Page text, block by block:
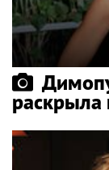
раскрыла